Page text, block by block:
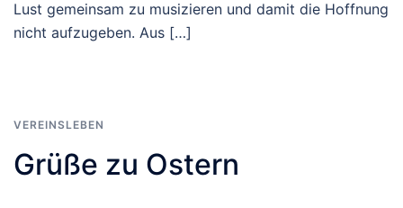
Lust gemeinsam zu musizieren und damit die Hoffnung
nicht aufzugeben. Aus […]
VEREINSLEBEN
Grüße zu Ostern